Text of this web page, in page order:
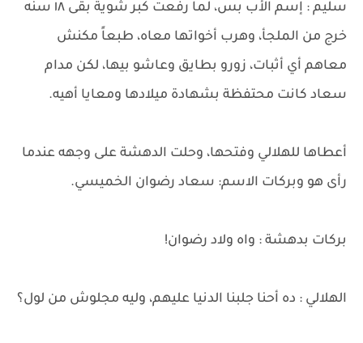
سليم : إسم الأب بس، لما رفعت كبر شوية بقى ١٨ سنه
خرج من الملجأ، وهرب أخواتها معاه، طبعاً مكنش
معاهم أي أثبات، زورو بطايق وعاشو بيها، لكن مدام
سعاد كانت محتفظة بشهادة ميلادها ومعايا أهيه.
أعطاها للهلالي وفتحها، وحلت الدهشة على وجهه عندما
رأى هو وبركات الاسم: سعاد رضوان الخميسي.
بركات بدهشة : واه ولاد رضوان!
الهلالي : ده أحنا جلبنا الدنيا عليهم، وليه مجلوش من لول؟